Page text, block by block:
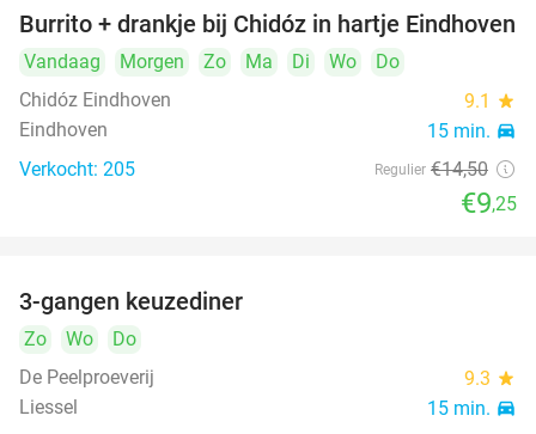
36%
Burrito + drankje bij Chidóz in hartje Eindhoven
Vandaag Morgen Zo Ma Di Wo
Do
Chidóz Eindhoven
9.1 star
Eindhoven 15 min. directions_car
Verkocht: 205 Regulier €14,50
€9,25
3-gangen keuzediner
Zo Wo
Do
De Peelproeverij
9.3 star
Liessel 15 min. directions_car